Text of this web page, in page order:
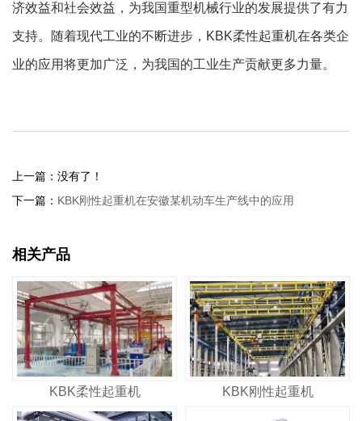
济效益和社会效益，为我国重型机械行业的发展提供了有力
支持。随着现代工业的不断进步，KBK柔性起重机在各类企
业的应用将更加广泛，为我国的工业生产贡献更多力量。
上一篇：没有了！
下一篇： KBK刚性起重机在安徽某机动车生产线中的应用
相关产品
KBK柔性起重机 KBK刚性起重机